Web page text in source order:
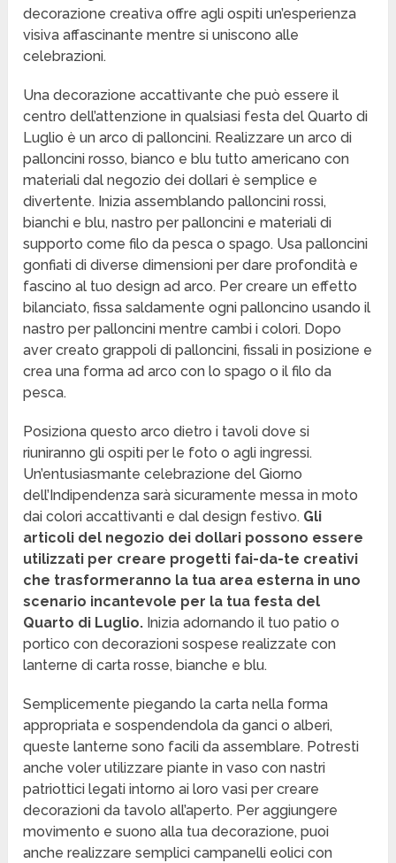
decorazione creativa offre agli ospiti un’esperienza
visiva affascinante mentre si uniscono alle
celebrazioni.
Una decorazione accattivante che può essere il
centro dell’attenzione in qualsiasi festa del Quarto di
Luglio è un arco di palloncini. Realizzare un arco di
palloncini rosso, bianco e blu tutto americano con
materiali dal negozio dei dollari è semplice e
divertente. Inizia assemblando palloncini rossi,
bianchi e blu, nastro per palloncini e materiali di
supporto come filo da pesca o spago. Usa palloncini
gonfiati di diverse dimensioni per dare profondità e
fascino al tuo design ad arco. Per creare un effetto
bilanciato, fissa saldamente ogni palloncino usando il
nastro per palloncini mentre cambi i colori. Dopo
aver creato grappoli di palloncini, fissali in posizione e
crea una forma ad arco con lo spago o il filo da
pesca.
Posiziona questo arco dietro i tavoli dove si
riuniranno gli ospiti per le foto o agli ingressi.
Un’entusiasmante celebrazione del Giorno
dell’Indipendenza sarà sicuramente messa in moto
dai colori accattivanti e dal design festivo. Gli
articoli del negozio dei dollari possono essere
utilizzati per creare progetti fai-da-te creativi
che trasformeranno la tua area esterna in uno
scenario incantevole per la tua festa del
Quarto di Luglio. Inizia adornando il tuo patio o
portico con decorazioni sospese realizzate con
lanterne di carta rosse, bianche e blu.
Semplicemente piegando la carta nella forma
appropriata e sospendendola da ganci o alberi,
queste lanterne sono facili da assemblare. Potresti
anche voler utilizzare piante in vaso con nastri
patriottici legati intorno ai loro vasi per creare
decorazioni da tavolo all’aperto. Per aggiungere
movimento e suono alla tua decorazione, puoi
anche realizzare semplici campanelli eolici con